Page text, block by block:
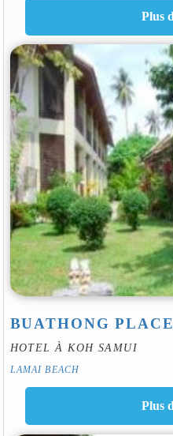
BUATHONG PLACE
HOTEL À KOH SAMUI
LAMAI BEACH